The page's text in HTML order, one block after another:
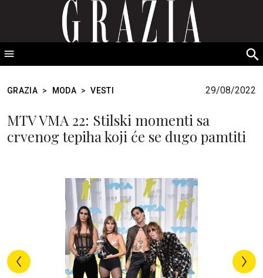
GRAZIA Srbija
GRAZIA > MODA > VESTI 29/08/2022
MTV VMA 22: Stilski momenti sa
crvenog tepiha koji će se dugo pamtiti